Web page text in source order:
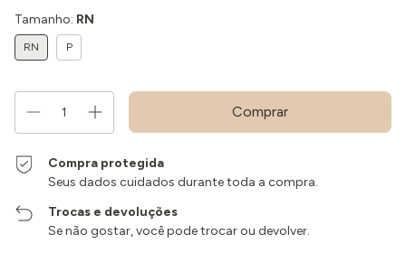
Tamanho: RN
RN P
Compra protegida
Seus dados cuidados durante toda a compra.
Trocas e devoluções
Se não gostar, você pode trocar ou devolver.